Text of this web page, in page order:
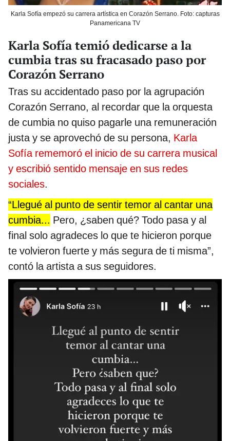
Karla Sofía empezó su carrera artística en Corazón Serrano. Foto: capturas
Panamericana TV
Karla Sofía temió dedicarse a la
cumbia tras su fracasado paso por
Corazón Serrano
Tras su accidentado paso por la agrupación
Corazón Serrano, al recordar que la orquesta
de cumbia no quiso pagarle una remuneración
justa y se aprovechó de su persona, Karla
Sofía rememoró el inicio de su carrera musical
y escribió sentido mensaje en sus redes
sociales.
“Llegué al punto de sentir temor al cantar una
cumbia... Pero, ¿saben qué? Todo pasa y al
final solo agradeces lo que te hicieron porque
te volvieron fuerte y más segura de ti misma”,
contó la artista a sus seguidores.